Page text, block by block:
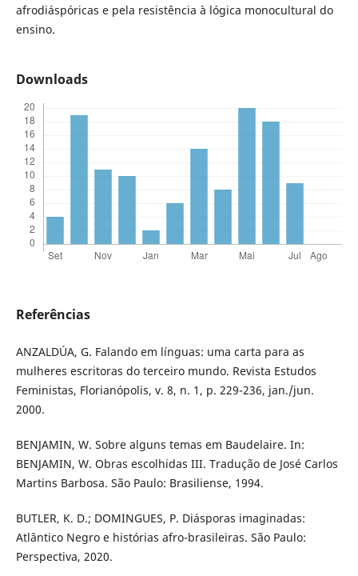
afrodiáspóricas e pela resistência à lógica monocultural do
ensino.
Downloads
Referências
ANZALDÚA, G. Falando em línguas: uma carta para as
mulheres escritoras do terceiro mundo. Revista Estudos
Feministas, Florianópolis, v. 8, n. 1, p. 229-236, jan./jun.
2000.
BENJAMIN, W. Sobre alguns temas em Baudelaire. In:
BENJAMIN, W. Obras escolhidas III. Tradução de José Carlos
Martins Barbosa. São Paulo: Brasiliense, 1994.
BUTLER, K. D.; DOMINGUES, P. Diásporas imaginadas:
Atlântico Negro e histórias afro-brasileiras. São Paulo:
Perspectiva, 2020.